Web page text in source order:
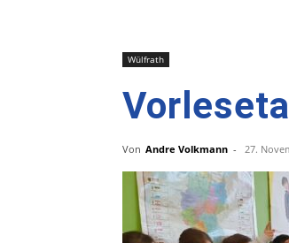
Wülfrath
Von Andre Volkmann - 27.